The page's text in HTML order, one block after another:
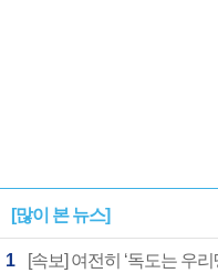
[많이 본 뉴스]
1